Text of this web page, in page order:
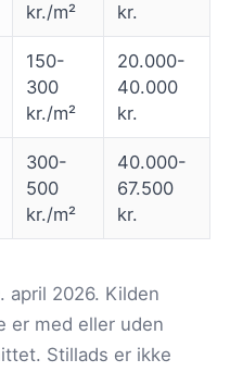
kr./m²
kr.
150-
300
kr./m²
20.000-
40.000
kr.
300-
500
kr./m²
40.000-
67.500
kr.
april 2026. Kilden
er med eller uden
Stillads er ikke